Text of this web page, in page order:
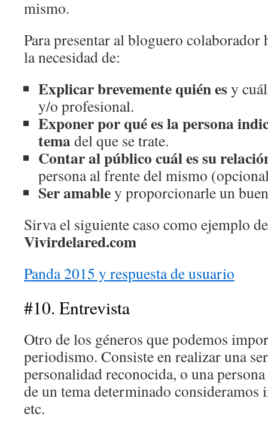
mismo.
Para presentar al bloguero colaborador
la necesidad de:
Explicar brevemente quién esy
y/o profesional.
Exponer por qué es la persona
temadel que se trate.
Contar al público cuál es su
persona al frente del mismo
Ser amabley proporcionarle un
Sirva el siguiente caso como ejemplo
Vivirdelared.com
Panda 2015 y respuesta de usuario
#10. Entrevista
Otro de los géneros que podemos
periodismo. Consiste en realizar una
personalidad reconocida, o una
de un tema determinado consideramos
etc.